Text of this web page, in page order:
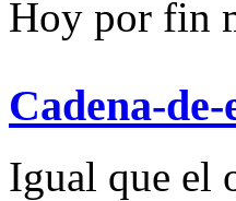
Hoy por fin
Cadena-de-
Igual que el